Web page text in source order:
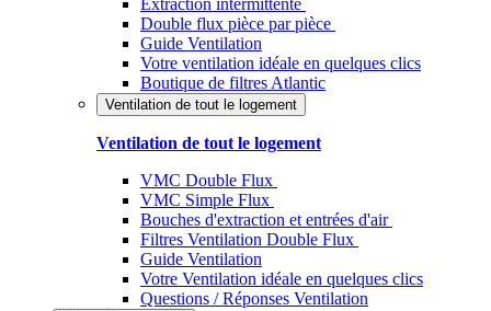
Extraction intermittente
Double flux pièce par pièce
Guide Ventilation
Votre ventilation idéale en quelques clics
Boutique de filtres Atlantic
Ventilation de tout le logement
Ventilation de tout le logement
VMC Double Flux
VMC Simple Flux
Bouches d'extraction et entrées d'air
Filtres Ventilation Double Flux
Guide Ventilation
Votre Ventilation idéale en quelques clics
Questions / Réponses Ventilation